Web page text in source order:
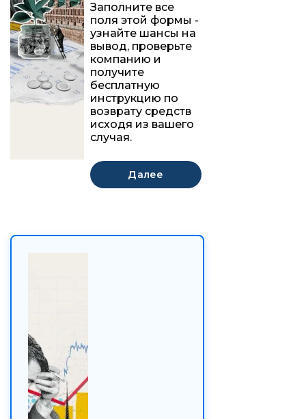
Заполните все
поля этой формы -
узнайте шансы на
вывод, проверьте
компанию и
получите
бесплатную
инструкцию по
возврату средств
исходя из вашего
случая.